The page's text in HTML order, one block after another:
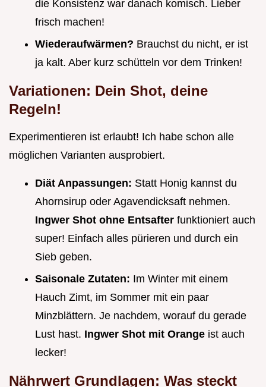
die Konsistenz war danach komisch. Lieber
frisch machen!
Wiederaufwärmen? Brauchst du nicht, er ist
ja kalt. Aber kurz schütteln vor dem Trinken!
Variationen: Dein Shot, deine
Regeln!
Experimentieren ist erlaubt! Ich habe schon alle
möglichen Varianten ausprobiert.
Diät Anpassungen: Statt Honig kannst du
Ahornsirup oder Agavendicksaft nehmen.
Ingwer Shot ohne Entsafter funktioniert auch
super! Einfach alles pürieren und durch ein
Sieb geben.
Saisonale Zutaten: Im Winter mit einem
Hauch Zimt, im Sommer mit ein paar
Minzblättern. Je nachdem, worauf du gerade
Lust hast. Ingwer Shot mit Orange ist auch
lecker!
Nährwert Grundlagen: Was steckt